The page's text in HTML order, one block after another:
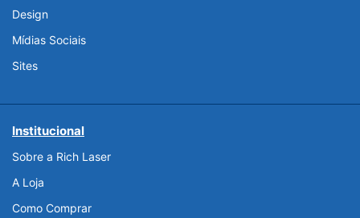
Design
Mídias Sociais
Sites
Institucional
Sobre a Rich Laser
A Loja
Como Comprar